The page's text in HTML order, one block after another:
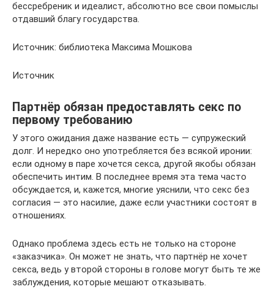
бессребреник и идеалист, абсолютно все свои помыслы
отдавший благу государства.
Источник: библиотека Максима Мошкова
Источник
Партнёр обязан предоставлять секс по
первому требованию
У этого ожидания даже название есть — супружеский
долг. И нередко оно употребляется без всякой иронии:
если одному в паре хочется секса, другой якобы обязан
обеспечить интим. В последнее время эта тема часто
обсуждается, и, кажется, многие уяснили, что секс без
согласия — это насилие, даже если участники состоят в
отношениях.
Однако проблема здесь есть не только на стороне
«заказчика». Он может не знать, что партнёр не хочет
секса, ведь у второй стороны в голове могут быть те же
заблуждения, которые мешают отказывать.